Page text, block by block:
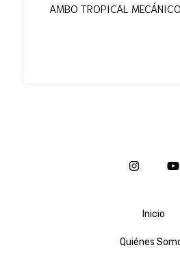
AMBO TROPICAL
Inicio
Quiénes